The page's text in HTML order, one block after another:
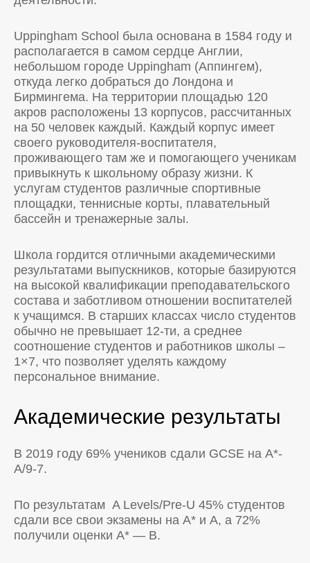
Uppingham School была основана в 1584 году и
располагается в самом сердце Англии,
небольшом городе Uppingham (Аппингем),
откуда легко добраться до Лондона и
Бирмингема. На территории площадью 120
акров расположены 13 корпусов, рассчитанных
на 50 человек каждый. Каждый корпус имеет
своего руководителя-воспитателя,
проживающего там же и помогающего ученикам
привыкнуть к школьному образу жизни. К
услугам студентов различные спортивные
площадки, теннисные корты, плавательный
бассейн и тренажерные залы.
Школа гордится отличными академическими
результатами выпускников, которые базируются
на высокой квалификации преподавательского
состава и заботливом отношении воспитателей
к учащимся. В старших классах число студентов
обычно не превышает 12-ти, а среднее
соотношение студентов и работников школы –
1×7, что позволяет уделять каждому
персональное внимание.
Академические результаты
В 2019 году 69% учеников сдали GCSE на A*-
A/9-7.
По результатам A Levels/Pre-U 45% студентов
сдали все свои экзамены на А* и А, а 72%
получили оценки А* — В.